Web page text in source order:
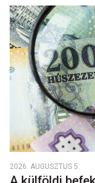
2026. AUGUSZTUS 5.